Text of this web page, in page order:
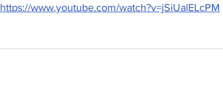
https://www.youtube.com/watch?v=jSiUalELcPM